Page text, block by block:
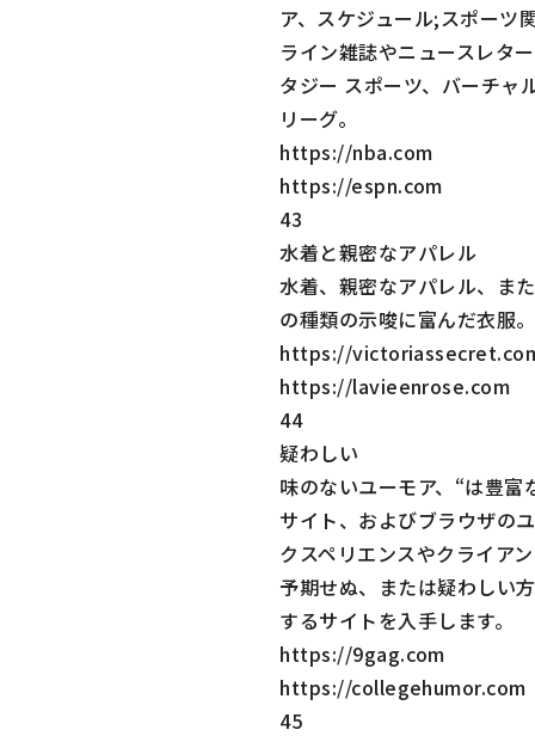
ア、スケジュール;スポーツ
ライン雑誌やニュースレタ
タジー スポーツ、バーチャ
リーグ。
https://nba.com
https://espn.com
43
水着と親密なアパレル
水着、親密なアパレル、ま
の種類の示唆に富んだ衣服。
https://
https://lavieenrose.com
44
疑わしい
味のないユーモア、“は豊富
サイト、およびブラウザの
クスペリエンスやクライア
予期せぬ、または疑わしい
するサイトを入手します。
https://9gag.com
https://collegehumor.com
45